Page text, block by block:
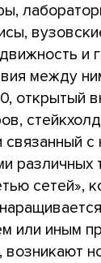
и
между
открытый
связанный с
различных
сетей»,
или иным
возникают